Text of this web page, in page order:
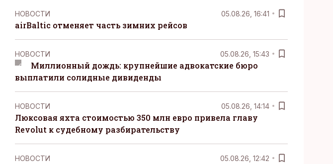
НОВОСТИ 05.08.26, 16:41
airBaltic отменяет часть зимних рейсов
НОВОСТИ 05.08.26, 15:43
Миллионный дождь: крупнейшие адвокатские бюро
выплатили солидные дивиденды
НОВОСТИ 05.08.26, 14:14
Люксовая яхта стоимостью 350 млн евро привела главу
Revolut к судебному разбирательству
НОВОСТИ 05.08.26, 12:42